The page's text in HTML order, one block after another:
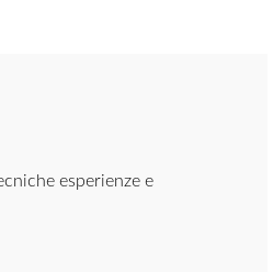
esperienze e